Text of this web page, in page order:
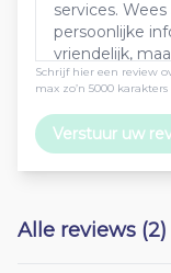
Schrijf hier een review
max zo’n 5000 karakters
Verstuur uw
Alle reviews (2)